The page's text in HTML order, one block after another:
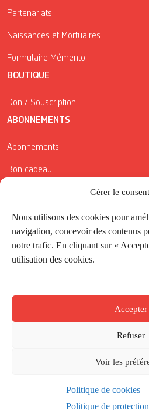
Gérer le
Nous utilisons des cookies pour
navigation, concevoir des contenus
notre trafic. En cliquant sur «
utilisation des cookies.
Accepter
Refuser
Voir les
Politique de cookies
Politique de
Partenariats
Naissances et Mortuaires
Formulaire Mémento
BOUTIQUE
Don / Souscription
ABONNEMENTS
Abonnements
Bon cadeau
Conditions générales de vente
Réductions de la Carte Côté Courrier
Application